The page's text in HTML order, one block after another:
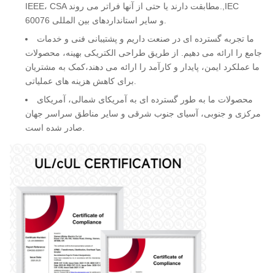
IEEE، CSA مطابقت دارند یا حتی از آنها فراتر می روند.,IEC
ما تجربه گسترده ای در صنعت داریم و پشتیبانی فنی و خدمات
جامع را ارائه می دهیم. از طریق طراحی الکتریکی بهینه، محصولات
ما عملکرد ایمن، پایدار و کارآمد را ارائه می دهند،کمک به مشتریان
محصولات ما به طور گسترده ای به آمریکای شمالی، آمریکای
مرکزی و جنوبی، آسیای جنوب شرقی و سایر مناطق سراسر جهان